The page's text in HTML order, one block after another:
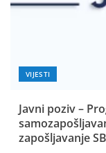
VIJESTI
Javni poziv –
zapošljavanje